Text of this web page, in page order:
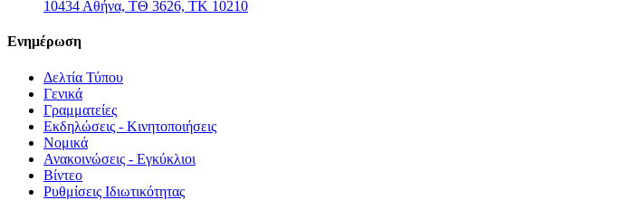
10434 Αθήνα, ΤΘ 3626, ΤΚ 10210
Ενημέρωση
Δελτία Τύπου
Γενικά
Γραμματείες
Εκδηλώσεις - Κινητοποιήσεις
Νομικά
Ανακοινώσεις - Εγκύκλιοι
Βίντεο
Ρυθμίσεις Ιδιωτικότητας